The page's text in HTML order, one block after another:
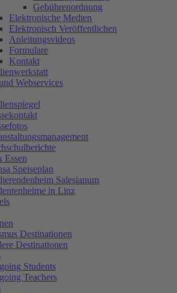
Gebührenordnung
Elektronische Medien
Elektronisch Veröffentlichen
Anleitungsvideos
Formulare
Kontakt
Webservices
Essen
Speiseplan
Salesianum
in Linz
Destinationen
Destinationen
Students
Teachers